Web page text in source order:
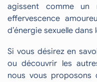
agissent comme
effervescence
d’énergie sexuelle
Si vous désirez en
ou découvrir les
nous vous proposons